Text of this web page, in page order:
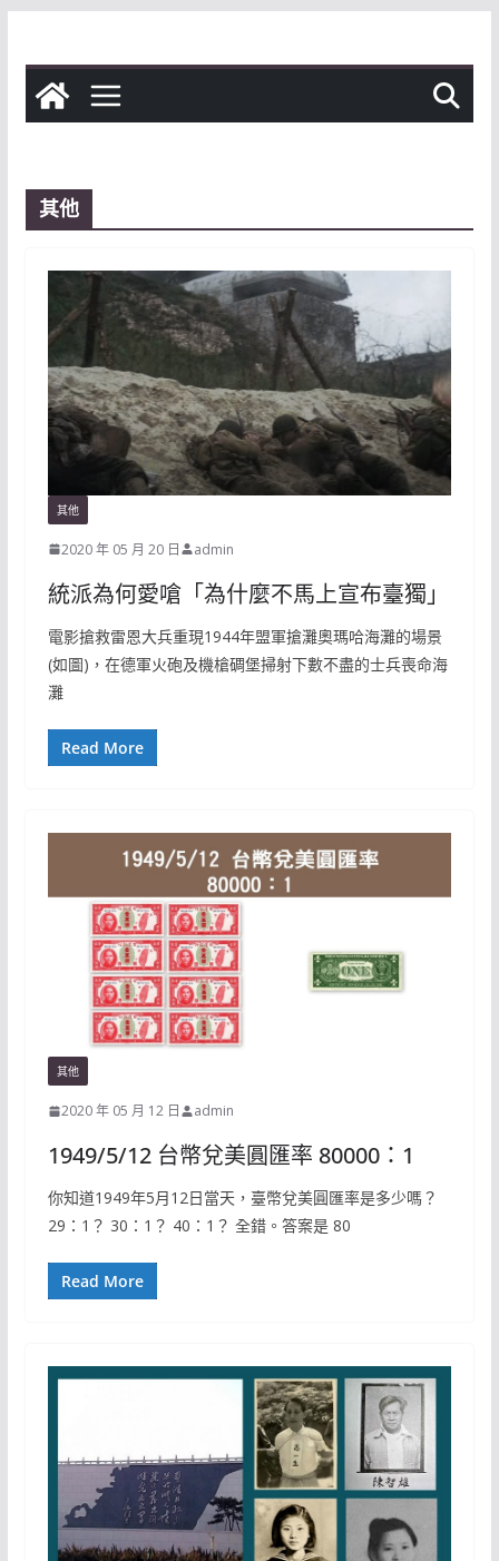
content
其他
其他
2020 年 05 月 20 日 admin
統派為何愛嗆「為什麼不馬上宣布臺獨」
電影搶救雷恩大兵重現1944年盟軍搶灘奧瑪哈海灘的場景
(如圖)，在德軍火砲及機槍碉堡掃射下數不盡的士兵喪命海
灘
Read More
其他
2020 年 05 月 12 日 admin
1949/5/12 台幣兌美圓匯率 80000：1
你知道1949年5月12日當天，臺幣兌美圓匯率是多少嗎？
29：1？ 30：1？ 40：1？ 全錯。答案是 80
Read More